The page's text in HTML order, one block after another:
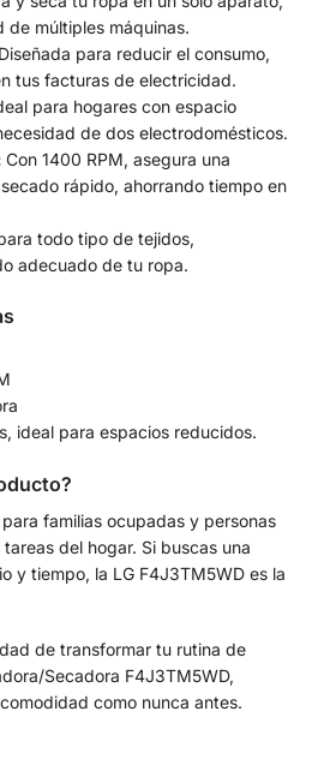
de múltiples máquinas.
Diseñada para reducir el consumo,
tus facturas de electricidad.
para hogares con espacio
de dos electrodomésticos.
Con 1400 RPM, asegura una
rápido, ahorrando tiempo en
todo tipo de tejidos,
adecuado de tu ropa.
ideal para espacios reducidos.
familias ocupadas y personas
del hogar. Si buscas una
y tiempo, la LG F4J3TM5WD es la
de transformar tu rutina de
Secadora F4J3TM5WD,
como nunca antes.